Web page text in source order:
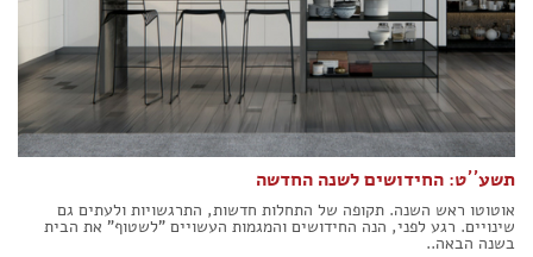
תשע´´ט: החידושים לשנה החדשה
אוטוטו ראש השנה. תקופה של התחלות חדשות, התרגשויות ולעתים גם
שינויים. רגע לפני, הנה החידושים והמגמות העשויים "לשטוף" את הבית
בשנה הבאה..
הצהרת נגישות